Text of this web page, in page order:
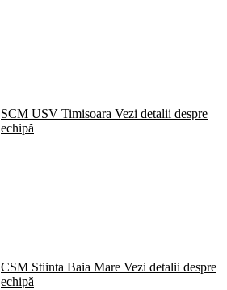
SCM USV Timisoara Vezi detalii despre
echipă
CSM Stiinta Baia Mare Vezi detalii despre
echipă